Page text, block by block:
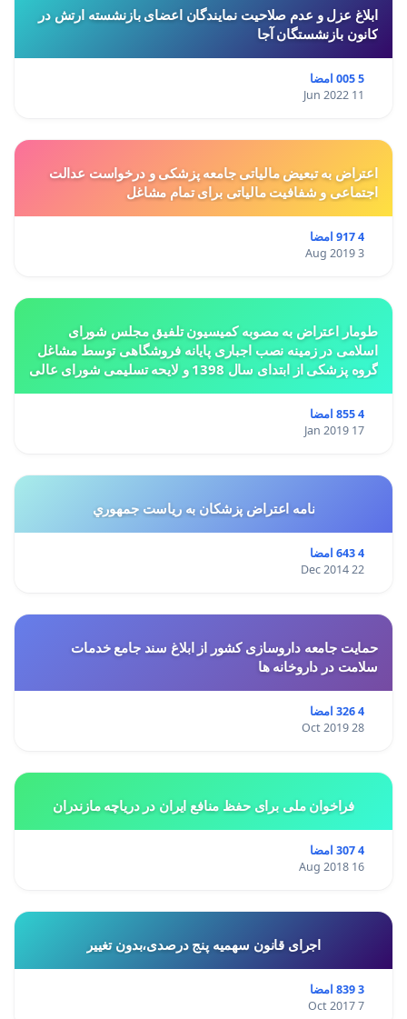
ابلاغ عزل و عدم صلاحیت نمایندگان اعضای بازنشسته ارتش در
کانون بازنشستگان آجا
5 005 امضا
11 Jun 2022
اعتراض به تبعیض مالیاتی جامعه پزشکی و درخواست عدالت
اجتماعی و شفافیت مالیاتی برای تمام مشاغل
4 917 امضا
3 Aug 2019
طومار اعتراض به مصوبه کمیسیون تلفیق مجلس شورای
اسلامی در زمینه نصب اجباری پایانه فروشگاهی توسط مشاغل
گروه پزشکی از ابتدای سال 1398 و لایحه تسلیمی شورای عالی
4 855 امضا
17 Jan 2019
نامه اعتراض پزشكان به رياست جمهوري
4 643 امضا
22 Dec 2014
حمایت جامعه داروسازی کشور از ابلاغ سند جامع خدمات
سلامت در داروخانه ها
4 326 امضا
28 Oct 2019
فراخوان ملی برای حفظ منافع ایران در دریاچه مازندران
4 307 امضا
16 Aug 2018
اجرای قانون سهمیه پنج درصدی،بدون تغییر
3 839 امضا
7 Oct 2017